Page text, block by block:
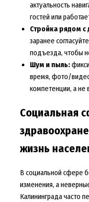
актуальность
гостей или
Стройка рядом
заранее
подъезда, чтобы
Шум и пыль:
время, фото/
компетенции, а не
Социальная
жизнь
В социальной сфере
изменения, а
Калининграда часто